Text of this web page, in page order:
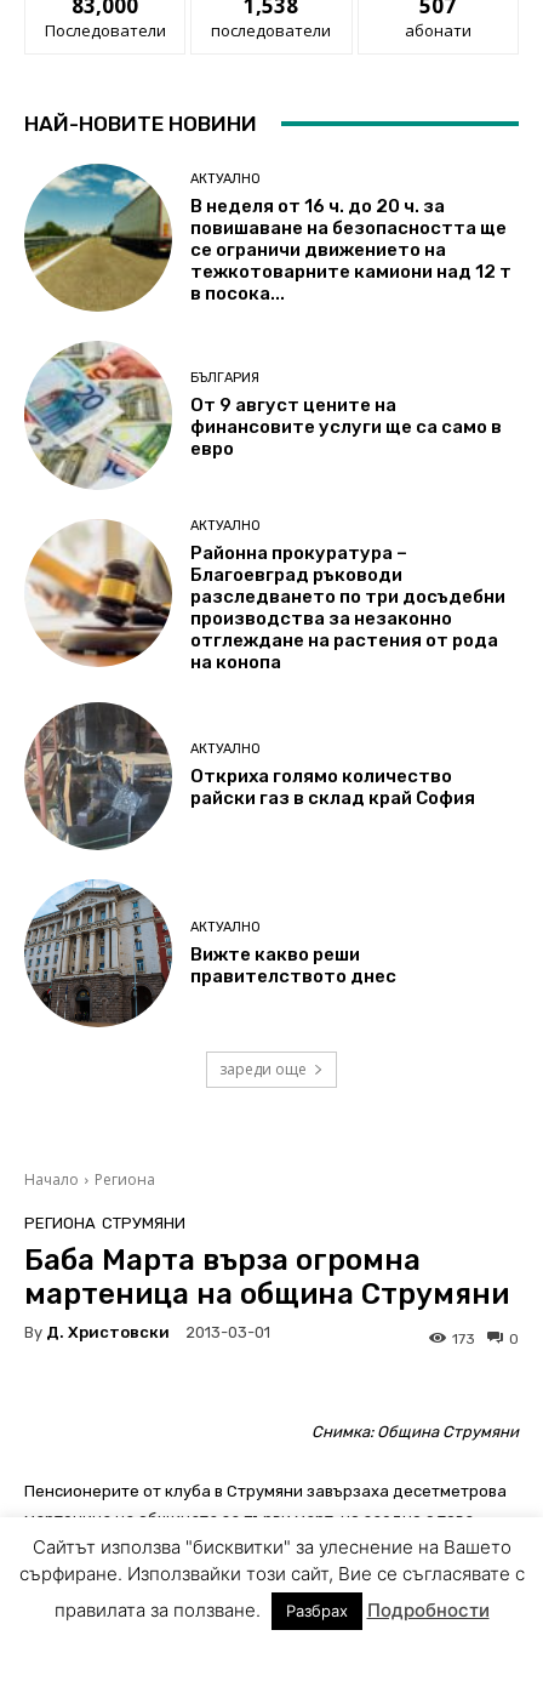
Последователи последователи абонати
НАЙ-НОВИТЕ НОВИНИ
АКТУАЛНО
В неделя от 16 ч. до 20 ч. за
повишаване на безопасността ще
се ограничи движението на
тежкотоварните камиони над 12 т
в посока...
БЪЛГАРИЯ
От 9 август цените на
финансовите услуги ще са само в
евро
АКТУАЛНО
Районна прокуратура –
Благоевград ръководи
разследването по три досъдебни
производства за незаконно
отглеждане на растения от рода
на конопа
АКТУАЛНО
Откриха голямо количество
райски газ в склад край София
АКТУАЛНО
Вижте какво реши
правителството днес
зареди още
Сайтът използва "бисквитки" за улеснение на Вашето
сърфиране. Използвайки този сайт, Вие се съгласявате с
правилата за ползване.
Разбрах Подробности